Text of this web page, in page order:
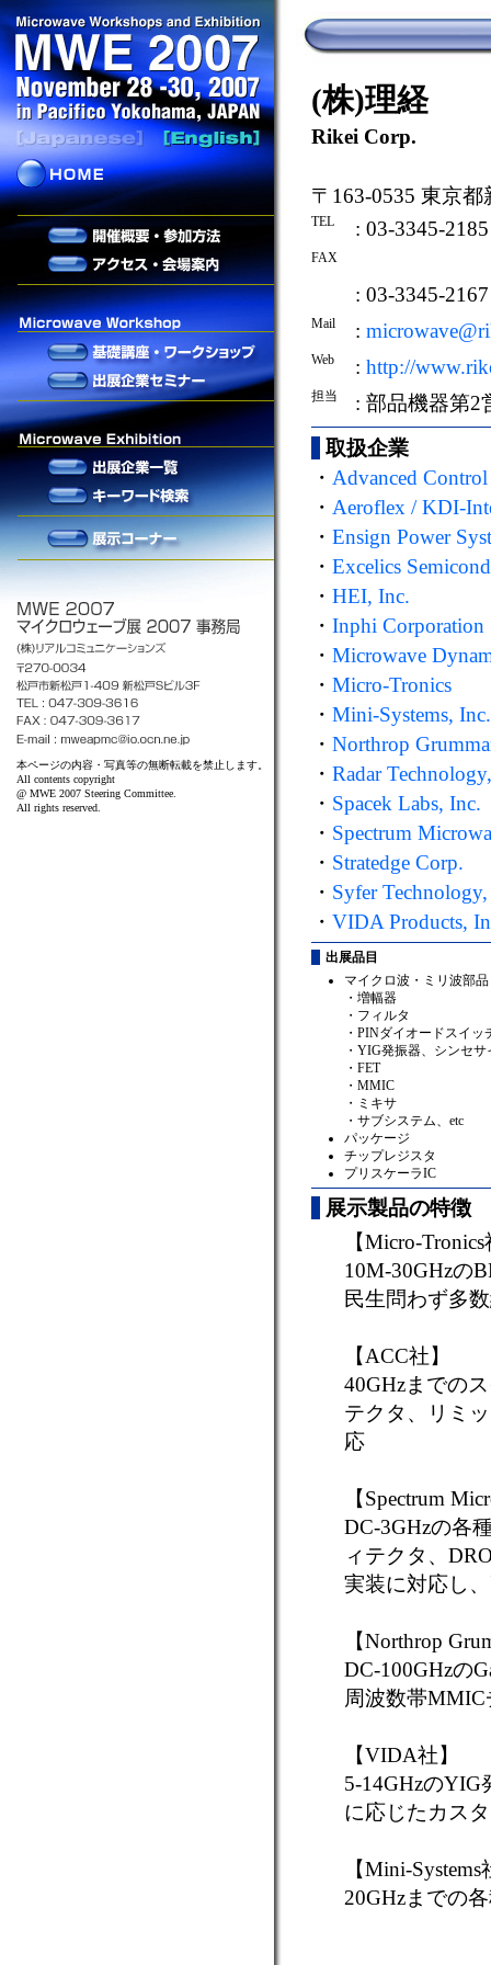
本ページの内容・写真等の無断転載を禁止します。
All contents copyright
@ MWE 2007 Steering Committee.
All rights reserved.
(株)理経
Rikei Corp.
〒163-0535 東京
TEL : 03-3345-2185
FAX
: 03-3345-2167
Mail :
Web : http://
担当
: 部品機器第2
取扱企業
・ Advanced
・ Aeroflex / KDI-
・ Ensign Power
・ Excelics
・ HEI, Inc.
・ Inphi Corporation
・ Microwave
・ Micro-Tronics
・ Mini-Systems, Inc.
・ Northrop
・ Radar
・ Spacek Labs, Inc.
・ Spectrum
・ Stratedge Corp.
・ Syfer
・ VIDA Products,
出展品目
マイクロ波・ミリ波部品
・増幅器
・フィルタ
・PINダイオードスイッ
・YIG発振器、シンセサ
・FET
・MMIC
・ミキサ
・サブシステム、etc
パッケージ
チップレジスタ
プリスケーラIC
展示製品の特徴
【Micro-
10M-30GHzの
民生問わず多
【ACC社】
40GHzまでの
テクタ、リミ
応
【Spectrum
DC-3GHzの各
ィテクタ、
実装に対応し
【Northrop
DC-100GHzの
周波数帯
【VIDA社】
5-14GHzのYIG
に応じたカス
【Mini-Systems
20GHzまでの